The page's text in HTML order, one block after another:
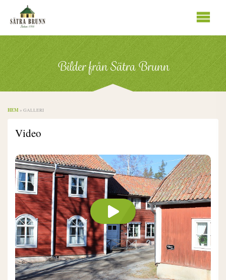
Se
innhold
Bilder från Sätra Brunn
HEM » GALLERI
Video